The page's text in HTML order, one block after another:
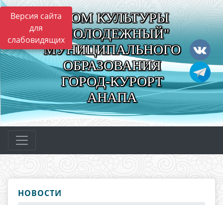
Версия сайта
для
слабовидящих
"ДОМ КУЛЬТУРЫ
"МОЛОДЕЖНЫЙ"
МУНИЦИПАЛЬНОГО
ОБРАЗОВАНИЯ
ГОРОД-КУРОРТ
АНАПА
НОВОСТИ